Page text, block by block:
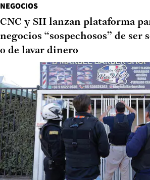
NEGOCIOS
CNC y SII lanzan plataforma
negocios “sospechosos” de ser
o de lavar dinero